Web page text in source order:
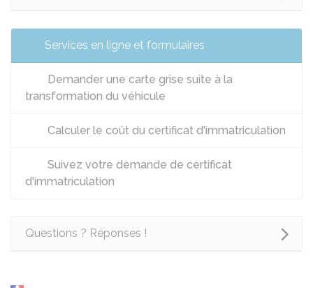
Services en ligne et formulaires
Demander une carte grise suite à la
transformation du véhicule
Calculer le coût du certificat d'immatriculation
Suivez votre demande de certificat
d'immatriculation
Questions ? Réponses !